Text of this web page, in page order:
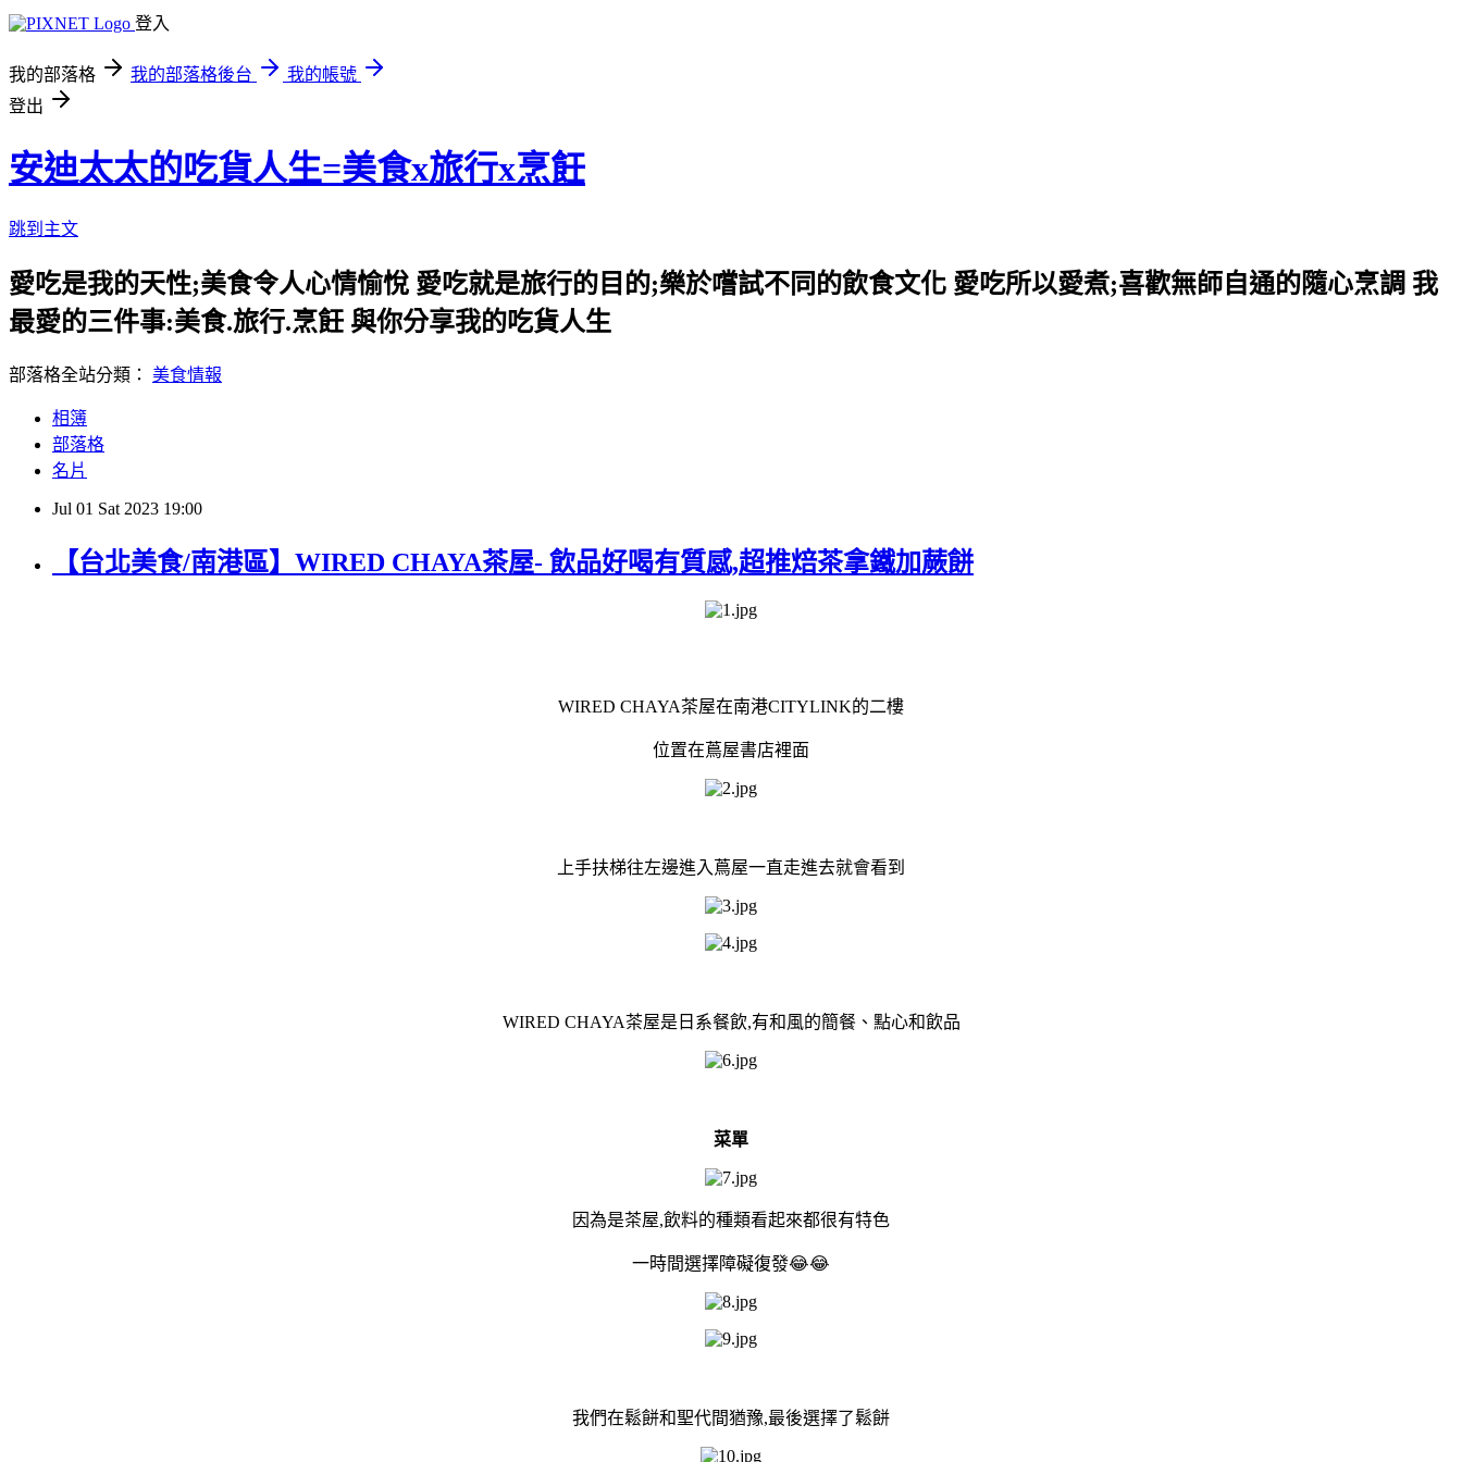
登入
我的部落格 我的部落格後台
我的帳號
登出
安迪太太的吃貨人生=美食x旅行x烹飪
跳到主文
愛吃是我的天性;美食令人心情愉悅 愛吃就是旅行的目的;樂於嚐試不同的飲食文化 愛吃所以愛煮;喜歡無師自通的隨心烹調 我
最愛的三件事:美食.旅行.烹飪 與你分享我的吃貨人生
部落格全站分類： 美食情報
相簿
部落格
名片
Jul 01 Sat 2023 19:00
【台北美食/南港區】WIRED CHAYA茶屋- 飲品好喝有質感,超推焙茶拿鐵加蕨餅
WIRED CHAYA茶屋在南港CITYLINK的二樓
位置在蔦屋書店裡面
上手扶梯往左邊進入蔦屋一直走進去就會看到
WIRED CHAYA茶屋是日系餐飲,有和風的簡餐、點心和飲品
菜單
因為是茶屋,飲料的種類看起來都很有特色
一時間選擇障礙復發😂😂
我們在鬆餅和聖代間猶豫,最後選擇了鬆餅